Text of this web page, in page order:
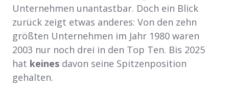
Unternehmen unantastbar. Doch ein Blick
zurück zeigt etwas anderes: Von den zehn
größten Unternehmen im Jahr 1980 waren
2003 nur noch drei in den Top Ten. Bis 2025
hat keines davon seine Spitzenposition
gehalten.